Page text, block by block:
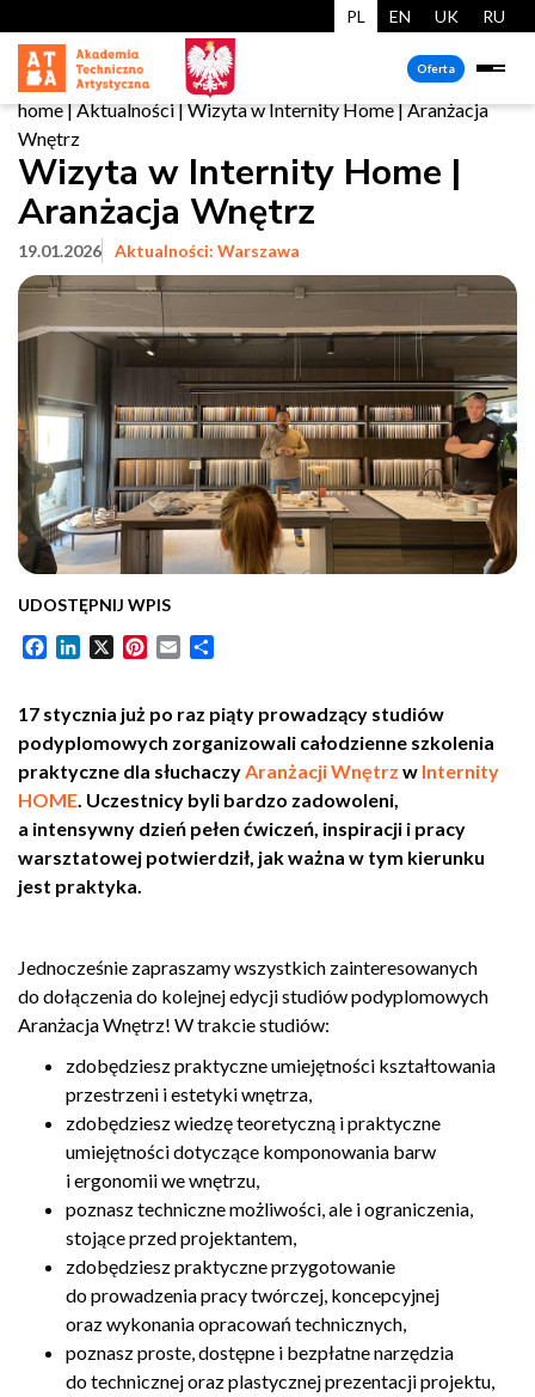
PL EN UK RU
Oferta
home|Aktualności|Wizyta w Internity Home | Aranżacja
Wnętrz
Wizyta w Internity Home |
Aranżacja Wnętrz
19.01.2026 Aktualności: Warszawa
UDOSTĘPNIJ WPIS
Facebook
LinkedIn Pinterest
Email
17 stycznia już po raz piąty prowadzący studiów
podyplomowych zorganizowali całodzienne szkolenia
praktyczne dla słuchaczyAranżacji Wnętrz w Internity
HOME. Uczestnicy byli bardzo zadowoleni,
a intensywny dzień pełen ćwiczeń, inspiracji i pracy
warsztatowej potwierdził, jak ważna w tym kierunku
jest praktyka.
Jednocześnie zapraszamy wszystkich zainteresowanych
do dołączenia do kolejnej edycji studiów podyplomowych
Aranżacja Wnętrz! W trakcie studiów:
zdobędziesz praktyczne umiejętności kształtowania
przestrzeni i estetyki wnętrza,
zdobędziesz wiedzę teoretyczną i praktyczne
umiejętności dotyczące komponowania barw
i ergonomii we wnętrzu,
poznasz techniczne możliwości, ale i ograniczenia,
stojące przed projektantem,
zdobędziesz praktyczne przygotowanie
do prowadzenia pracy twórczej, koncepcyjnej
oraz wykonania opracowań technicznych,
poznasz proste, dostępne i bezpłatne narzędzia
do technicznej oraz plastycznej prezentacji projektu,